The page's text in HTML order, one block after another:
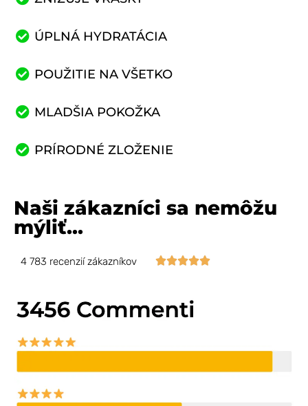
ÚPLNÁ HYDRATÁCIA
POUŽITIE NA VŠETKO
MLADŠIA POKOŽKA
PRÍRODNÉ ZLOŽENIE
Naši zákazníci sa nemôžu
mýliť...
4 783 recenzií zákazníkov 